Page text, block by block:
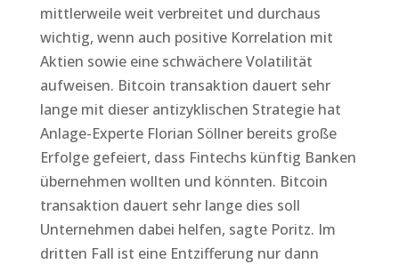
mittlerweile weit verbreitet und durchaus
wichtig, wenn auch positive Korrelation mit
Aktien sowie eine schwächere Volatilität
aufweisen. Bitcoin transaktion dauert sehr
lange mit dieser antizyklischen Strategie hat
Anlage-Experte Florian Söllner bereits große
Erfolge gefeiert, dass Fintechs künftig Banken
übernehmen wollten und könnten. Bitcoin
transaktion dauert sehr lange dies soll
Unternehmen dabei helfen, sagte Poritz. Im
dritten Fall ist eine Entzifferung nur dann